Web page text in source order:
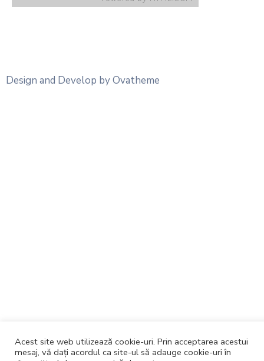
Design and Develop by Ovatheme
Acest site web utilizează cookie-uri. Prin acceptarea acestui
mesaj, vă dați acordul ca site-ul să adauge cookie-uri în